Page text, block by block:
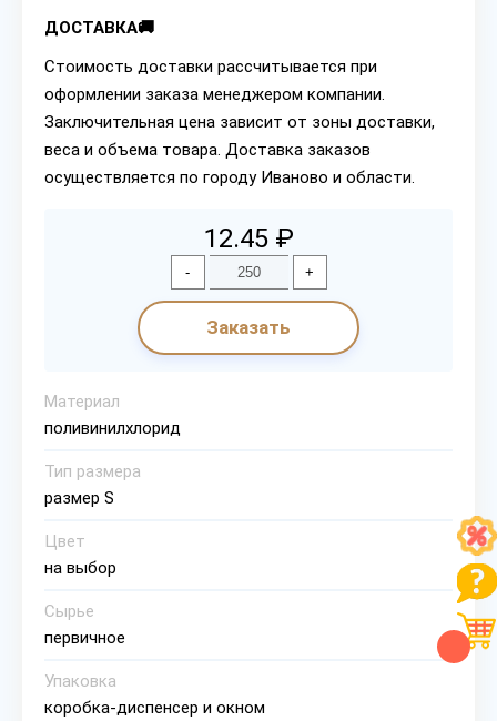
ДОСТАВКА🚚
Стоимость доставки рассчитывается при
оформлении заказа менеджером компании.
Заключительная цена зависит от зоны доставки,
веса и объема товара. Доставка заказов
осуществляется по городу Иваново и области.
12.45 ₽
- +
Заказать
Материал
поливинилхлорид
Тип размера
размер S
Цвет
на выбор
Сырье
первичное
Упаковка
коробка-диспенсер и окном